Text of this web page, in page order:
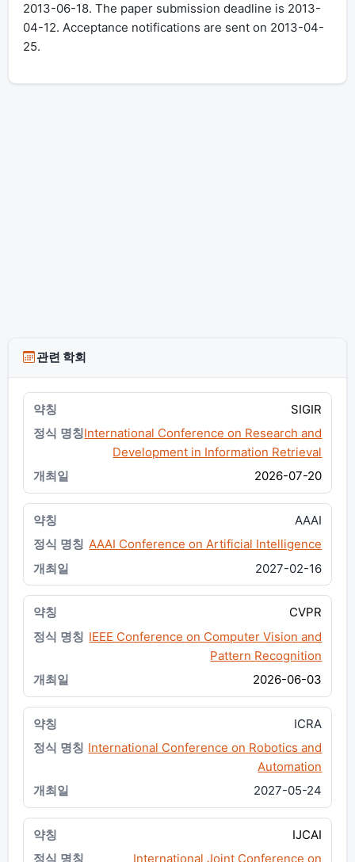
2013-06-18. The paper submission deadline is 2013-
04-12. Acceptance notifications are sent on 2013-04-
25.
관련 학회
SIGIR
International Conference on Research and
Development in Information Retrieval
2026-07-20
AAAI
AAAI Conference on Artificial Intelligence
2027-02-16
CVPR
IEEE Conference on Computer Vision and
Pattern Recognition
2026-06-03
ICRA
International Conference on Robotics and
Automation
2027-05-24
IJCAI
International Joint Conference on